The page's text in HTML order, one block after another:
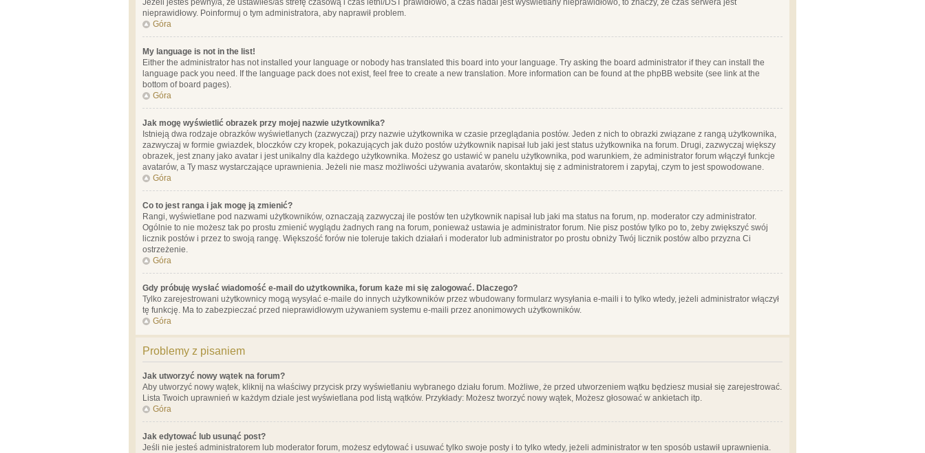
Jeżeli jesteś pewny/a, że ustawiłeś/aś strefę czasową i czas letni/DST prawidłowo, a czas nadal jest wyświetlany nieprawidłowo, to znaczy, że czas serwera jest
nieprawidłowy. Poinformuj o tym administratora, aby naprawił problem.
Góra
My language is not in the list!
Either the administrator has not installed your language or nobody has translated this board into your language. Try asking the board administrator if they can install the
language pack you need. If the language pack does not exist, feel free to create a new translation. More information can be found at the phpBB website (see link at the
bottom of board pages).
Góra
Jak mogę wyświetlić obrazek przy mojej nazwie użytkownika?
Istnieją dwa rodzaje obrazków wyświetlanych (zazwyczaj) przy nazwie użytkownika w czasie przeglądania postów. Jeden z nich to obrazki związane z rangą użytkownika,
zazwyczaj w formie gwiazdek, bloczków czy kropek, pokazujących jak dużo postów użytkownik napisał lub jaki jest status użytkownika na forum. Drugi, zazwyczaj większy
obrazek, jest znany jako avatar i jest unikalny dla każdego użytkownika. Możesz go ustawić w panelu użytkownika, pod warunkiem, że administrator forum włączył funkcje
avatarów, a Ty masz wystarczające uprawnienia. Jeżeli nie masz możliwości używania avatarów, skontaktuj się z administratorem i zapytaj, czym to jest spowodowane.
Góra
Co to jest ranga i jak mogę ją zmienić?
Rangi, wyświetlane pod nazwami użytkowników, oznaczają zazwyczaj ile postów ten użytkownik napisał lub jaki ma status na forum, np. moderator czy administrator.
Ogólnie to nie możesz tak po prostu zmienić wyglądu żadnych rang na forum, ponieważ ustawia je administrator forum. Nie pisz postów tylko po to, żeby zwiększyć swój
licznik postów i przez to swoją rangę. Większość forów nie toleruje takich działań i moderator lub administrator po prostu obniży Twój licznik postów albo przyzna Ci
ostrzeżenie.
Góra
Gdy próbuję wysłać wiadomość e-mail do użytkownika, forum każe mi się zalogować. Dlaczego?
Tylko zarejestrowani użytkownicy mogą wysyłać e-maile do innych użytkowników przez wbudowany formularz wysyłania e-maili i to tylko wtedy, jeżeli administrator włączył
tę funkcję. Ma to zabezpieczać przed nieprawidłowym używaniem systemu e-maili przez anonimowych użytkowników.
Góra
Problemy z pisaniem
Jak utworzyć nowy wątek na forum?
Aby utworzyć nowy wątek, kliknij na właściwy przycisk przy wyświetlaniu wybranego działu forum. Możliwe, że przed utworzeniem wątku będziesz musiał się zarejestrować.
Lista Twoich uprawnień w każdym dziale jest wyświetlana pod listą wątków. Przykłady: Możesz tworzyć nowy wątek, Możesz głosować w ankietach itp.
Góra
Jak edytować lub usunąć post?
Jeśli nie jesteś administratorem lub moderator forum, możesz edytować i usuwać tylko swoje posty i to tylko wtedy, jeżeli administrator w ten sposób ustawił uprawnienia.